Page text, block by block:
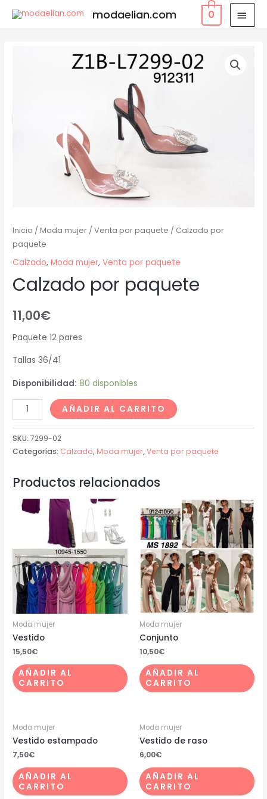
modaelian.com 0
Inicio /Moda mujer /Venta por paquete / Calzado por
paquete
Calzado,Moda mujer,Venta por paquete
Calzado por paquete
11,00€
Paquete 12 pares
Tallas 36/41
Disponibilidad: 80 disponibles
AÑADIR AL CARRITO
SKU:7299-02
Categorías: Calzado, Moda mujer,Venta por paquete
Productos relacionados
Moda mujer
Vestido
15,50€
AÑADIR AL
CARRITO
Moda mujer
Conjunto
10,50€
AÑADIR AL
CARRITO
Moda mujer
Vestido estampado
7,50€
AÑADIR AL
CARRITO
Moda mujer
Vestido de raso
6,00€
AÑADIR AL
CARRITO